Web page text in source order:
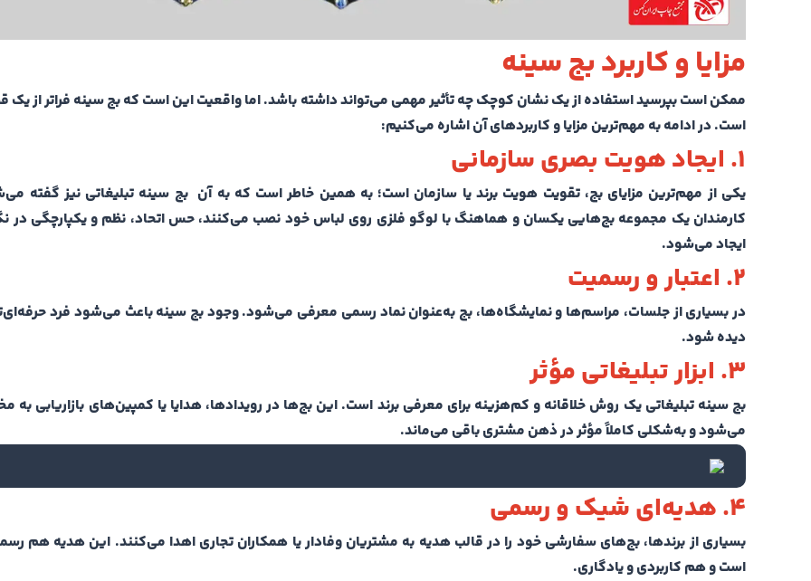
مزایا و کاربرد بج سینه
ممکن است بپرسید استفاده از یک نشان کوچک چه تأثیر مهمی می‌تواند داشته باشد. اما واقعیت این است که بج سینه فراتر از یک
است. در ادامه به مهم‌ترین مزایا و کاربردهای آن اشاره می‌کنیم:
۱. ایجاد هویت بصری سازمانی
یکی از مهم‌ترین مزایای بج، تقویت هویت برند یا سازمان است؛ به همین خاطر است که به آن بج سینه تبلیغاتی نیز گفته
کارمندان یک مجموعه بج‌هایی یکسان و هماهنگ با لوگو فلزی روی لباس خود نصب می‌کنند، حس اتحاد، نظم و یکپارچگی در
ایجاد می‌شود.
۲. اعتبار و رسمیت
در بسیاری از جلسات، مراسم‌ها و نمایشگاه‌ها، بج به‌عنوان نماد رسمی معرفی می‌شود. وجود بج سینه باعث می‌شود فرد
دیده شود.
۳. ابزار تبلیغاتی مؤثر
بج سینه تبلیغاتی یک روش خلاقانه و کم‌هزینه برای معرفی برند است. این بج‌ها در رویدادها، هدایا یا کمپین‌های بازاریابی به
می‌شود و به‌شکلی کاملاً مؤثر در ذهن مشتری باقی می‌ماند.
۴. هدیه‌ای شیک و رسمی
بسیاری از برندها، بج‌های سفارشی خود را در قالب هدیه به مشتریان وفادار یا همکاران تجاری اهدا می‌کنند. این هدیه هم
است و هم کاربردی و یادگاری.